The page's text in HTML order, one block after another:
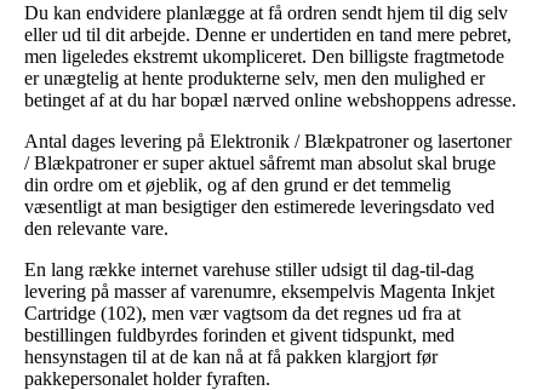
Du kan endvidere planlægge at få ordren sendt hjem til dig selv
eller ud til dit arbejde. Denne er undertiden en tand mere pebret,
men ligeledes ekstremt ukompliceret. Den billigste fragtmetode
er unægtelig at hente produkterne selv, men den mulighed er
betinget af at du har bopæl nærved online webshoppens adresse.
Antal dages levering på Elektronik / Blækpatroner og lasertoner
/ Blækpatroner er super aktuel såfremt man absolut skal bruge
din ordre om et øjeblik, og af den grund er det temmelig
væsentligt at man besigtiger den estimerede leveringsdato ved
den relevante vare.
En lang række internet varehuse stiller udsigt til dag-til-dag
levering på masser af varenumre, eksempelvis Magenta Inkjet
Cartridge (102), men vær vagtsom da det regnes ud fra at
bestillingen fuldbyrdes forinden et givent tidspunkt, med
hensynstagen til at de kan nå at få pakken klargjort før
pakkepersonalet holder fyraften.